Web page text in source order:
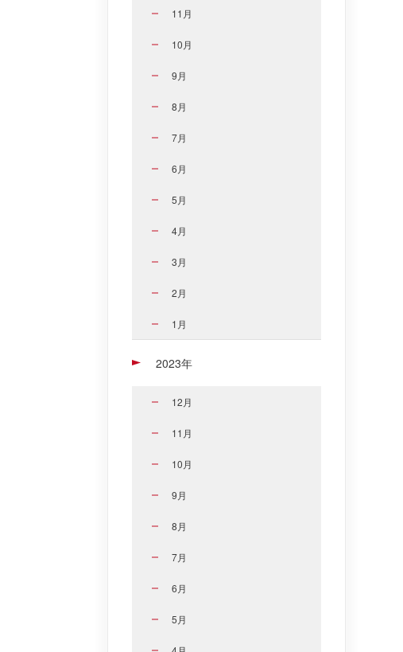
11月
10月
9月
8月
7月
6月
5月
4月
3月
2月
1月
2023年
12月
11月
10月
9月
8月
7月
6月
5月